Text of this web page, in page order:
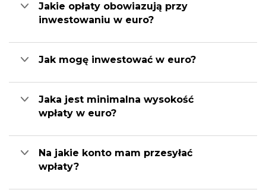
Jakie opłaty obowiazują przy
inwestowaniu w euro?
Jak mogę inwestować w euro?
Jaka jest minimalna wysokość
wpłaty w euro?
Na jakie konto mam przesyłać
wpłaty?